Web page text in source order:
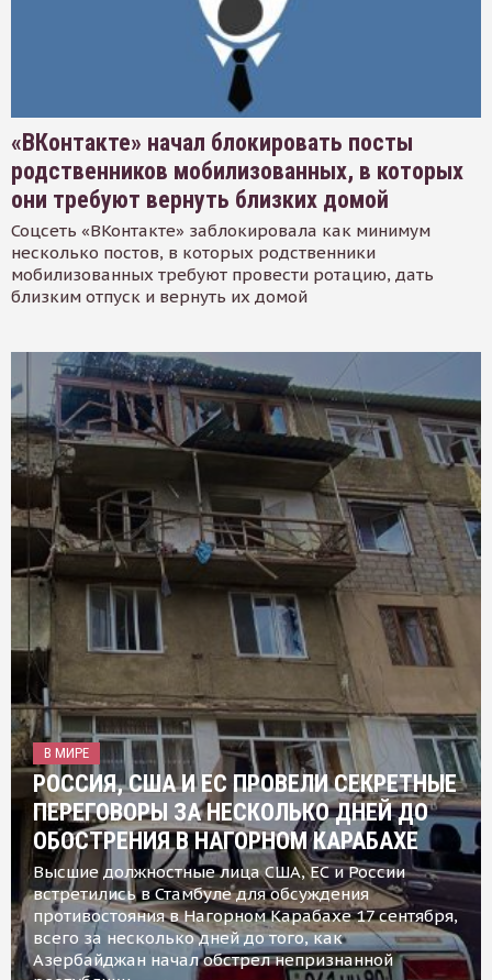
«ВКонтакте» начал блокировать посты
родственников мобилизованных, в которых
они требуют вернуть близких домой
Соцсеть «ВКонтакте» заблокировала как минимум
несколько постов, в которых родственники
мобилизованных требуют провести ротацию, дать
близким отпуск и вернуть их домой
В МИРЕ
РОССИЯ, США И ЕС ПРОВЕЛИ СЕКРЕТНЫЕ
ПЕРЕГОВОРЫ ЗА НЕСКОЛЬКО ДНЕЙ ДО
ОБОСТРЕНИЯ В НАГОРНОМ КАРАБАХЕ
Высшие должностные лица США, ЕС и России
встретились в Стамбуле для обсуждения
противостояния в Нагорном Карабахе 17 сентября,
всего за несколько дней до того, как
Азербайджан начал обстрел непризнанной